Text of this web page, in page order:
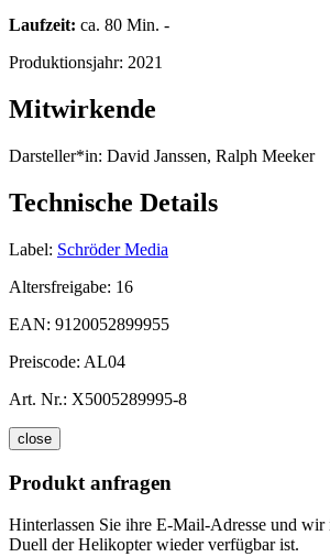
Laufzeit: ca. 80 Min. -
Produktionsjahr: 2021
Mitwirkende
Darsteller*in: David Janssen, Ralph Meeker
Technische Details
Label: Schröder Media
Altersfreigabe: 16
EAN: 9120052899955
Preiscode: AL04
Art. Nr.: X5005289995-8
close
Produkt anfragen
Hinterlassen Sie ihre E-Mail-Adresse und
Duell der Helikopter wieder verfügbar ist.